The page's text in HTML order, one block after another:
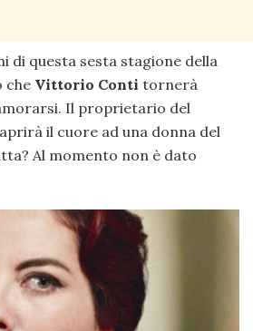
di questa sesta stagione della
che Vittorio Conti tornerà
Il proprietario del
il cuore ad una donna del
Al momento non è dato